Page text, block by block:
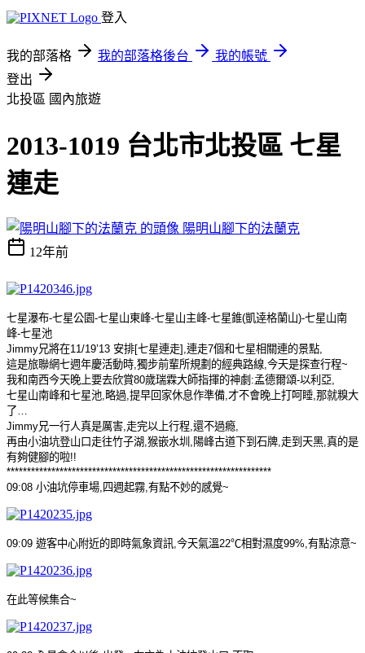
登入
我的部落格 我的部落格後台
我的帳號
登出
北投區 國內旅遊
2013-1019 台北市北投區 七星
連走
陽明山腳下的法蘭克
12年前
七星瀑布-七星公園-七星山東峰-七星山主峰-七星錐(凱逹格蘭山)-七星山南
峰-七星池
Jimmy兄將在11/19’13 安排[七星連走], 連走7個和七星相關連的景點
這是旅聯網七週年慶活動時 獨步前輩所規劃的經典路線 今天是探查行程~
我和南西今天晚上要去欣賞80歲瑞霖大師指揮的神劇 :孟德爾頌-以利亞
七星山南峰和七星池 略過 提早回家休息作準備 才不會晚上打呵睡 那就糗大
了
Jimmy兄一行人真是厲害 走完以上行程 還不過瘾
再由小油坑登山口走往竹子湖 猴嵌水圳 陽峰古道下到石牌 走到天黑 真的是
有夠健腳的啦!!
*****************************************************************
09:08 小油坑停車場 四週起霧 有點不妙的感覺~
09:09 遊客中心附近的即時氣象資訊 今天氣溫22℃相對濕度99%, 有點涼意~
在此等候集合~